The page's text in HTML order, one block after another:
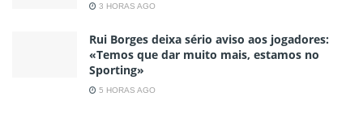
3 HORAS AGO
Rui Borges deixa sério aviso aos jogadores:
«Temos que dar muito mais, estamos no
Sporting»
5 HORAS AGO